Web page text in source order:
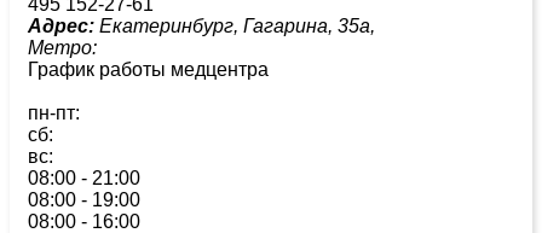
Адрес: Екатеринбург, Гагарина, 35а,
Метро:
График работы медцентра
пн-пт:
сб:
вс:
08:00 - 21:00
08:00 - 19:00
08:00 - 16:00